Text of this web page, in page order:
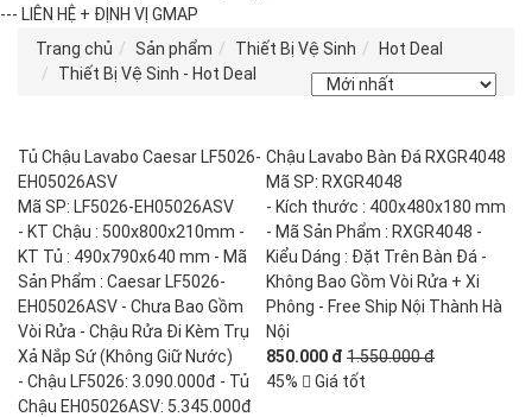
--- LIÊN HỆ + ĐỊNH VỊ GMAP
Trang chủ
Sản phẩm Thiết Bị Vệ Sinh
Hot Deal
Thiết Bị Vệ Sinh - Hot Deal
Tủ Chậu Lavabo Caesar LF5026-
EH05026ASV
Mã SP: LF5026-EH05026ASV
- KT Chậu : 500x800x210mm -
KT Tủ : 490x790x640 mm - Mã
Sản Phẩm : Caesar LF5026-
EH05026ASV - Chưa Bao Gồm
Vòi Rửa - Chậu Rửa Đi Kèm Trụ
Xả Nắp Sứ (Không Giữ Nước)
- Chậu LF5026: 3.090.000đ - Tủ
Chậu EH05026ASV: 5.345.000đ
Chậu Lavabo Bàn Đá RXGR4048
Mã SP: RXGR4048
- Kích thước : 400x480x180 mm
- Mã Sản Phẩm : RXGR4048 -
Kiểu Dáng : Đặt Trên Bàn Đá -
Không Bao Gồm Vòi Rửa + Xi
Phông - Free Ship Nội Thành Hà
Nội
850.000 đ 1.550.000 đ
45%
Giá tốt